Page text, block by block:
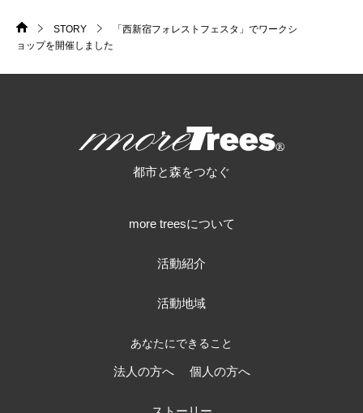
HOME
>
STORY
「西新宿フォレストフェスタ」でワークシ
ョップを開催しました
都市と森をつなぐ
more treesについて
活動紹介
活動地域
あなたにできること
法人の方へ 個人の方へ